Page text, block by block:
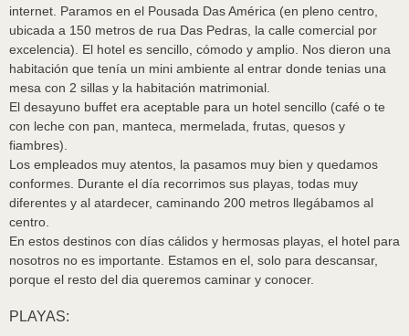
internet. Paramos en el Pousada Das América (en pleno centro,
ubicada a 150 metros de rua Das Pedras, la calle comercial por
excelencia). El hotel es sencillo, cómodo y amplio. Nos dieron una
habitación que tenía un mini ambiente al entrar donde tenias una
mesa con 2 sillas y la habitación matrimonial.
El desayuno buffet era aceptable para un hotel sencillo (café o te
con leche con pan, manteca, mermelada, frutas, quesos y
fiambres).
Los empleados muy atentos, la pasamos muy bien y quedamos
conformes. Durante el día recorrimos sus playas, todas muy
diferentes y al atardecer, caminando 200 metros llegábamos al
centro.
En estos destinos con días cálidos y hermosas playas, el hotel para
nosotros no es importante. Estamos en el, solo para descansar,
porque el resto del dia queremos caminar y conocer.
PLAYAS: